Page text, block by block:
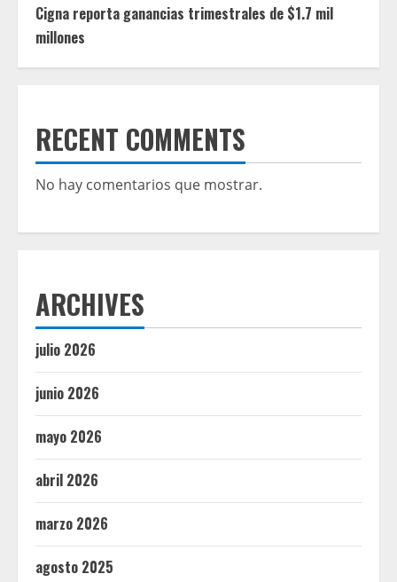
Cigna reporta ganancias trimestrales de $1.7 mil
millones
RECENT COMMENTS
No hay comentarios que mostrar.
ARCHIVES
julio 2026
junio 2026
mayo 2026
abril 2026
marzo 2026
agosto 2025